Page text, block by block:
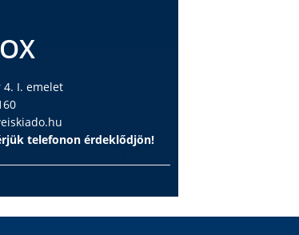
4. I. emelet
telefonon érdeklődjön!